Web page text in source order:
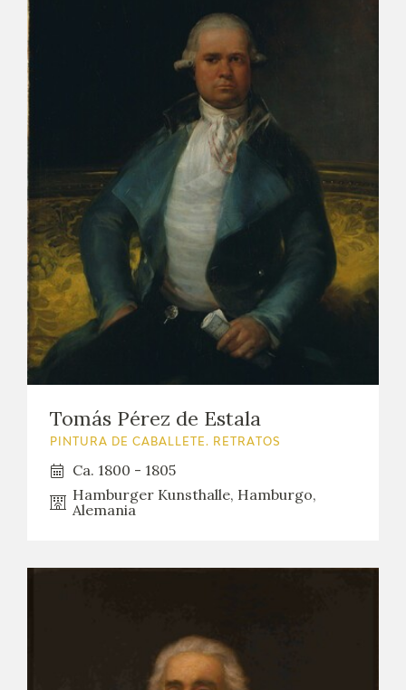
Tomás Pérez de Estala
PINTURA DE CABALLETE. RETRATOS
Ca. 1800 - 1805
Hamburger Kunsthalle, Hamburgo,
Alemania